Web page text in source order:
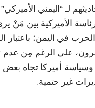
لـ “اليمني
الأميركية بين
الحرب في اليمن؛ باعتبار
على الرغم مِن عدم
أميركا تجاه بعض
غير حتمية.